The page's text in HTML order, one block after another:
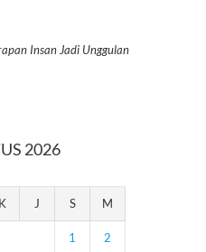
Insan Jadi Unggulan
2026
K J S M
1 2